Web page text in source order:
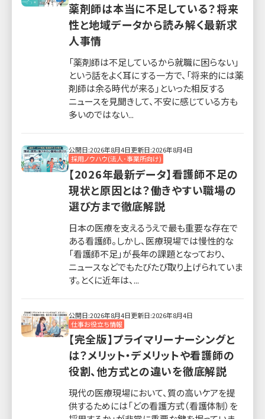
薬剤師は本当に不足している？将来
性と地域データから読み解く最新求
人事情
「薬剤師は不足しているから就職に困らない」
という話をよく耳にする一方で、「将来的には薬
剤師は余る時代が来る」といった相反する
ニュースを見聞きして、不安に感じている方も
多いのではない...
採用ノウハウ(法人･事業所向け)
公開日:2026年8月4日更新日:2026年8月4日
【2026年最新データ】看護師不足の
現状と原因とは？働きやすい職場の
選び方まで徹底解説
日本の医療を支えるうえで最も重要な存在で
ある看護師。しかし、医療現場では慢性的な
「看護師不足」が長年の課題となっており、
ニュースなどでもたびたび取り上げられていま
す。とくに近年は、...
仕事お役立ち情報
公開日:2026年8月4日更新日:2026年8月4日
【完全版】プライマリーナーシングと
は？メリット・デメリットや看護師の
役割、他方式との違いを徹底解説
現代の医療現場において、質の高いケアを提
供するためには「どの看護方式（看護体制）を